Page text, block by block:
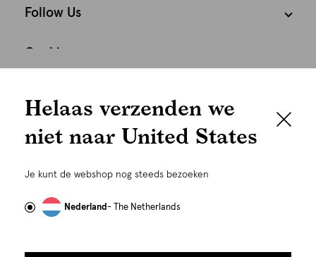
graag persoonlijk
gebruiken wij cookies en daarmee vergelijkbare
om advertenties te personaliseren...
Follow Us
Helaas verzenden we
niet naar United States
Je kunt de webshop nog steeds bezoeken
Nederland- The Netherlands